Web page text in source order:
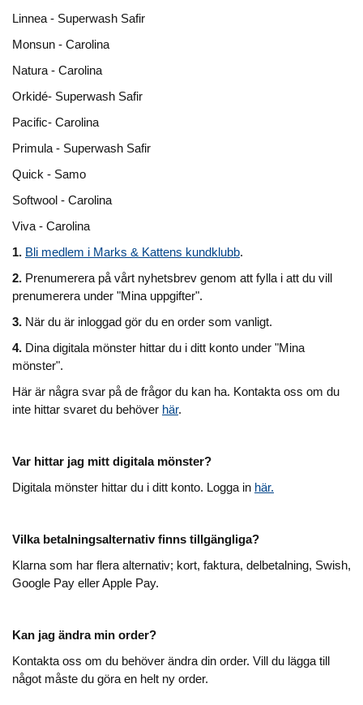
Linnea - Superwash Safir
Monsun - Carolina
Natura - Carolina
Orkidé- Superwash Safir
Pacific- Carolina
Primula - Superwash Safir
Quick - Samo
Softwool - Carolina
Viva - Carolina
1. Bli medlem i Marks & Kattens kundklubb.
2. Prenumerera på vårt nyhetsbrev genom att fylla i att du vill
prenumerera under "Mina uppgifter".
3. När du är inloggad gör du en order som vanligt.
4. Dina digitala mönster hittar du i ditt konto under "Mina
mönster".
Här är några svar på de frågor du kan ha. Kontakta oss om du
inte hittar svaret du behöver här.
Var hittar jag mitt digitala mönster?
Digitala mönster hittar du i ditt konto. Logga in här.
Vilka betalningsalternativ finns tillgängliga?
Klarna som har flera alternativ; kort, faktura, delbetalning, Swish,
Google Pay eller Apple Pay.
Kan jag ändra min order?
Kontakta oss om du behöver ändra din order. Vill du lägga till
något måste du göra en helt ny order.